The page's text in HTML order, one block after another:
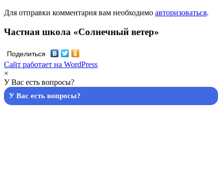
Для отправки комментария вам необходимо авторизоваться.
Частная школа «Солнечный ветер»
Поделиться
Сайт работает на WordPress
×
У Вас есть вопросы?
У Вас есть вопросы?